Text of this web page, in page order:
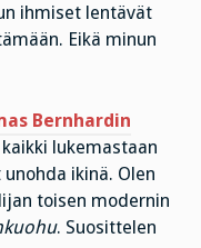
ihmiset lentävät
Eikä minun
Bernhardin
lukemastaan
ikinä. Olen
toisen modernin
. Suosittelen